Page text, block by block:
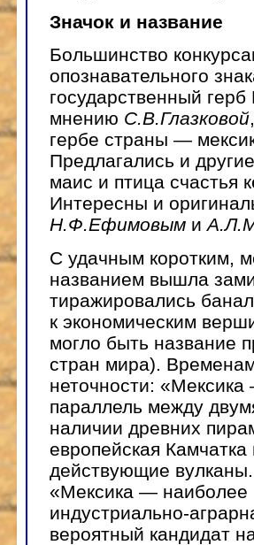
Значок и название
Большинство
опознавательного
государственный
мнению С.В.Глазковой
гербе страны —
Предлагались и
маис и птица счастья
Интересны и
Н.Ф.Ефимовым и
С удачным коротким,
названием вышла
тиражировались
к экономическим
могло быть название
стран мира).
неточности:
параллель между
наличии древних
европейская
действующие
«Мексика — наиболее
индустриально-
вероятный кандидат